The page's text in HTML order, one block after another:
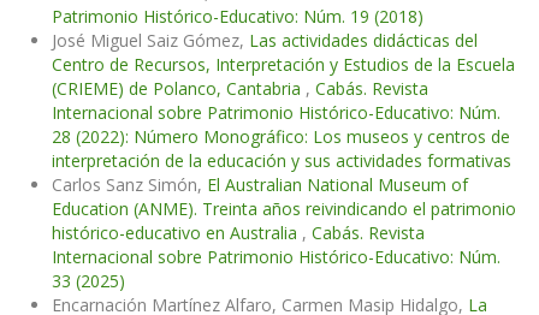
Patrimonio Histórico-Educativo: Núm. 19 (2018)
José Miguel Saiz Gómez, Las actividades didácticas del
Centro de Recursos, Interpretación y Estudios de la Escuela
(CRIEME) de Polanco, Cantabria , Cabás. Revista
Internacional sobre Patrimonio Histórico-Educativo: Núm.
28 (2022): Número Monográfico: Los museos y centros de
interpretación de la educación y sus actividades formativas
Carlos Sanz Simón, El Australian National Museum of
Education (ANME). Treinta años reivindicando el patrimonio
histórico-educativo en Australia , Cabás. Revista
Internacional sobre Patrimonio Histórico-Educativo: Núm.
33 (2025)
Encarnación Martínez Alfaro, Carmen Masip Hidalgo, La